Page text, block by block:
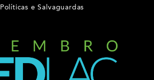
Políticas e Salvaguardas